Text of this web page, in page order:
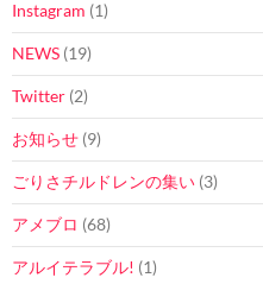
Instagram (1)
NEWS (19)
Twitter (2)
お知らせ (9)
ごりさチルドレンの集い (3)
アメブロ (68)
アルイテラブル! (1)